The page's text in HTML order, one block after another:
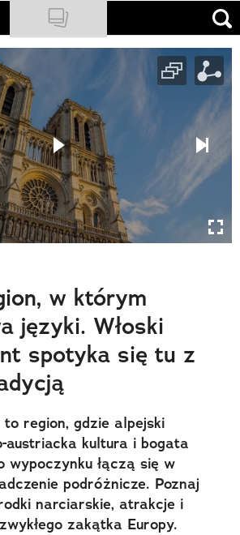
w którym
języki. Włoski
spotyka się tu z
to region, gdzie alpejski
austriacka kultura i bogata
wypoczynku łączą się w
podróżnicze. Poznaj
narciarskie, atrakcje i
zakątka Europy.